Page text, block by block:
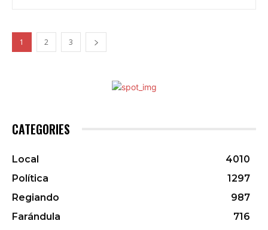
1 2 3
CATEGORIES
Local
4010
Política
1297
Regiando
987
Farándula
716